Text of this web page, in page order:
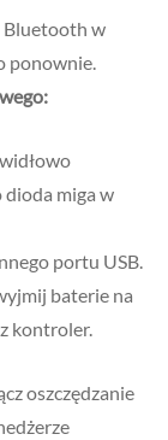
Bluetooth w
ponownie.
dioda miga w
portu USB.
baterie na
kontroler.
oszczędzanie